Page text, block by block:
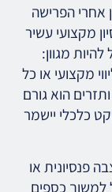
אחרי הפרישה
מקצועי עשיר
מגוון:
מקצועי או כל
הוא גורם
כלכלי יישמר
פנסיונית או
למשוך כספים